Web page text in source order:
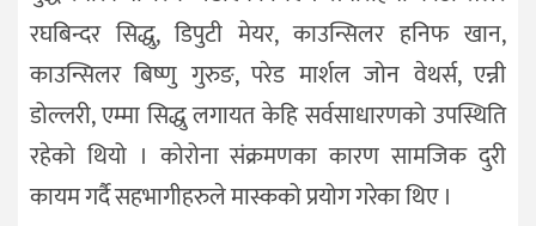
रघबिन्दर सिद्धु, डिपुटी मेयर, काउन्सिलर हनिफ खान,
काउन्सिलर बिष्णु गुरुङ, परेड मार्शल जोन वेथर्स, एन्नी
डोल्लरी, एम्मा सिद्धु लगायत केहि सर्वसाधारणको उपस्थिति
रहेको थियो । कोरोना संक्रमणका कारण सामजिक दुरी
कायम गर्दै सहभागीहरुले मास्कको प्रयोग गरेका थिए ।